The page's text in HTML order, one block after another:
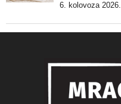
6. kolovoza 2026.